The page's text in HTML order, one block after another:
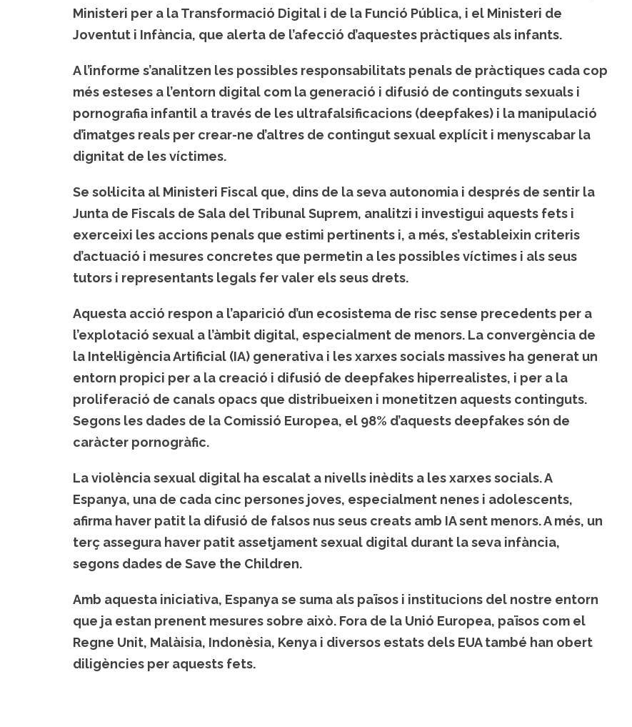
Ministeri per a la Transformació Digital i de la Funció Pública, i el Ministeri de
Joventut i Infància, que alerta de l’afecció d’aquestes pràctiques als infants.
A l’informe s’analitzen les possibles responsabilitats penals de pràctiques cada cop
més esteses a l’entorn digital com la generació i difusió de continguts sexuals i
pornografia infantil a través de les ultrafalsificacions (deepfakes) i la manipulació
d’imatges reals per crear-ne d’altres de contingut sexual explícit i menyscabar la
dignitat de les víctimes.
Se sol·licita al Ministeri Fiscal que, dins de la seva autonomia i després de sentir la
Junta de Fiscals de Sala del Tribunal Suprem, analitzi i investigui aquests fets i
exerceixi les accions penals que estimi pertinents i, a més, s’estableixin criteris
d’actuació i mesures concretes que permetin a les possibles víctimes i als seus
tutors i representants legals fer valer els seus drets.
Aquesta acció respon a l’aparició d’un ecosistema de risc sense precedents per a
l’explotació sexual a l’àmbit digital, especialment de menors. La convergència de
la Intel·ligència Artificial (IA) generativa i les xarxes socials massives ha generat un
entorn propici per a la creació i difusió de deepfakes hiperrealistes, i per a la
proliferació de canals opacs que distribueixen i monetitzen aquests continguts.
Segons les dades de la Comissió Europea, el 98% d’aquests deepfakes són de
caràcter pornogràfic.
La violència sexual digital ha escalat a nivells inèdits a les xarxes socials. A
Espanya, una de cada cinc persones joves, especialment nenes i adolescents,
afirma haver patit la difusió de falsos nus seus creats amb IA sent menors. A més, un
terç assegura haver patit assetjament sexual digital durant la seva infància,
segons dades de Save the Children.
Amb aquesta iniciativa, Espanya se suma als països i institucions del nostre entorn
que ja estan prenent mesures sobre això. Fora de la Unió Europea, països com el
Regne Unit, Malàisia, Indonèsia, Kenya i diversos estats dels EUA també han obert
diligències per aquests fets.